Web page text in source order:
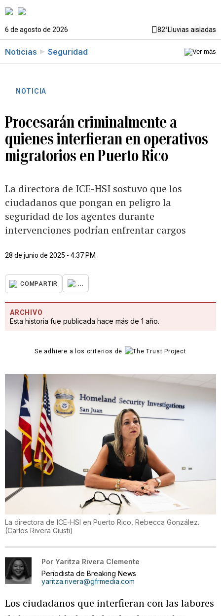
6 de agosto de 2026 82°Lluvias aisladas
Noticias Seguridad
NOTICIA
Procesarán criminalmente a
quienes interfieran en operativos
migratorios en Puerto Rico
La directora de ICE-HSI sostuvo que los
ciudadanos que pongan en peligro la
seguridad de los agentes durante
intervenciones podrían enfrentar cargos
28 de junio de 2025 - 4:37 PM
COMPARTIR ...
ARCHIVO
Esta historia fue publicada hace más de 1 año.
Se adhiere a los criterios de
La directora de ICE-HSI en Puerto Rico, Rebecca González.
(Carlos Rivera Giusti)
Por Yaritza Rivera Clemente
Periodista de Breaking News
yaritza.rivera@gfrmedia.com
Los ciudadanos que interfieran con las labores